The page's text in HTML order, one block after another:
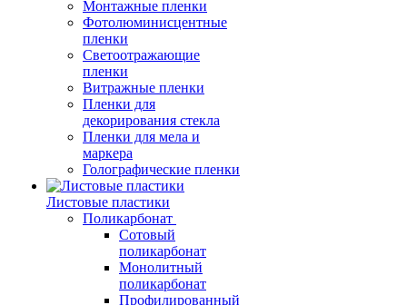
Монтажные пленки
Фотолюминисцентные
пленки
Светоотражающие
пленки
Витражные пленки
Пленки для
декорирования стекла
Пленки для мела и
маркера
Голографические пленки
Листовые пластики
Поликарбонат
Сотовый
поликарбонат
Монолитный
поликарбонат
Профилированный